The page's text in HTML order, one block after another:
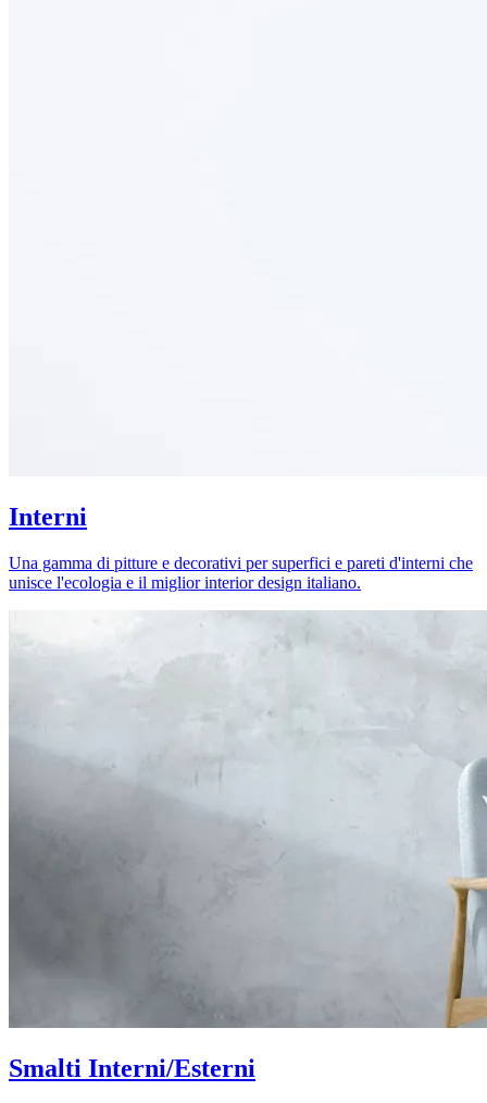
Interni
Una gamma di pitture e decorativi per superfici e pareti d'interni che
unisce l'ecologia e il miglior interior design italiano.
Smalti Interni/Esterni